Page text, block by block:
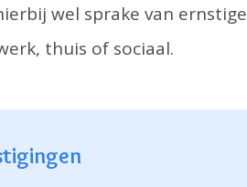
wel sprake van
thuis of sociaal.